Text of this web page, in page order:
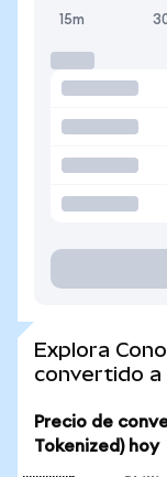
15m
Explora
convertido a
Precio de
Tokenized) hoy